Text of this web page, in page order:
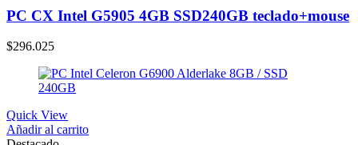
PC CX Intel G5905 4GB SSD240GB teclado+mouse
$296.025
Quick View
Añadir al carrito